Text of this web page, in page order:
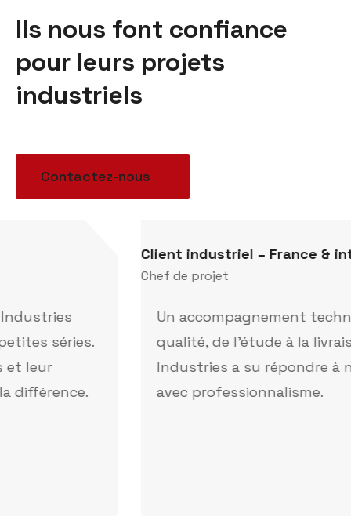
Ils nous font confiance
pour leurs projets
industriels
Contactez-nous
Un accompagnement technique de
qualité, de l’étude à la livraison. Alpha
Industries a su répondre à nos exigences
avec professionnalisme.
Client industriel – France & international